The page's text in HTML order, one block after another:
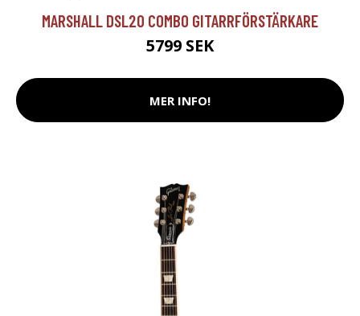
MARSHALL DSL20 COMBO GITARRFÖRSTÄRKARE
5799 SEK
MER INFO!